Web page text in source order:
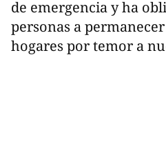
de emergencia y ha
personas a
hogares por temor a